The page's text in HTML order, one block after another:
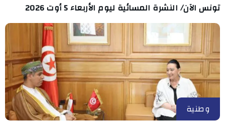
تونس الآن/ النشرة المسائية ليوم الأربعاء 5 أوت 2026
وطنية